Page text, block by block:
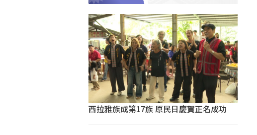
西拉雅族成第17族 原民日慶賀正名成功